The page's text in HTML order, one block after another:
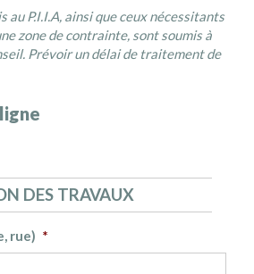
au P.I.I.A, ainsi que ceux nécessitants
zone de contrainte, sont soumis à
Prévoir un délai de traitement de
DES TRAVAUX
rue) *